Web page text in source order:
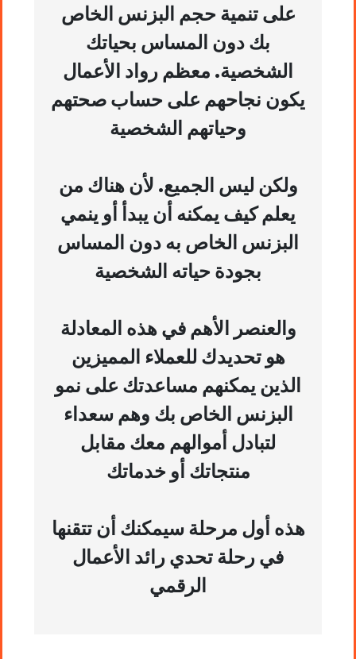
على تنمية حجم البزنس الخاص
بك دون المساس بحياتك
الشخصية. معظم رواد الأعمال
يكون نجاحهم على حساب صحتهم
وحياتهم الشخصية
ولكن ليس الجميع. لأن هناك من
يعلم كيف يمكنه أن يبدأ أو ينمي
البزنس الخاص به دون المساس
بجودة حياته الشخصية
والعنصر الأهم في هذه المعادلة
هو تحديدك للعملاء المميزين
الذين يمكنهم مساعدتك على نمو
البزنس الخاص بك وهم سعداء
لتبادل أموالهم معك مقابل
منتجاتك أو خدماتك
هذه أول مرحلة سيمكنك أن تتقنها
في رحلة تحدي رائد الأعمال
الرقمي